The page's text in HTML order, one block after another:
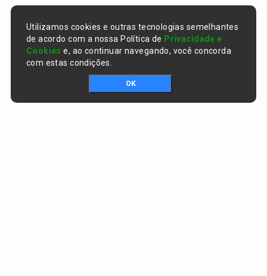
Utilizamos cookies e outras tecnologias semelhantes
de acordo com a nossa Política de Privacidade e
Cookies e, ao continuar navegando, você concorda
com estas condições.
OK